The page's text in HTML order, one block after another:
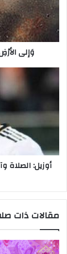
وَإلى
أوزيل: الصلاة
مقالات ذات